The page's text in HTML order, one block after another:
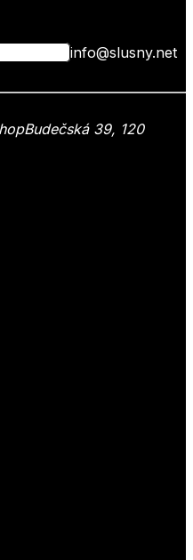
info@slusny.net
Budečská 39, 120